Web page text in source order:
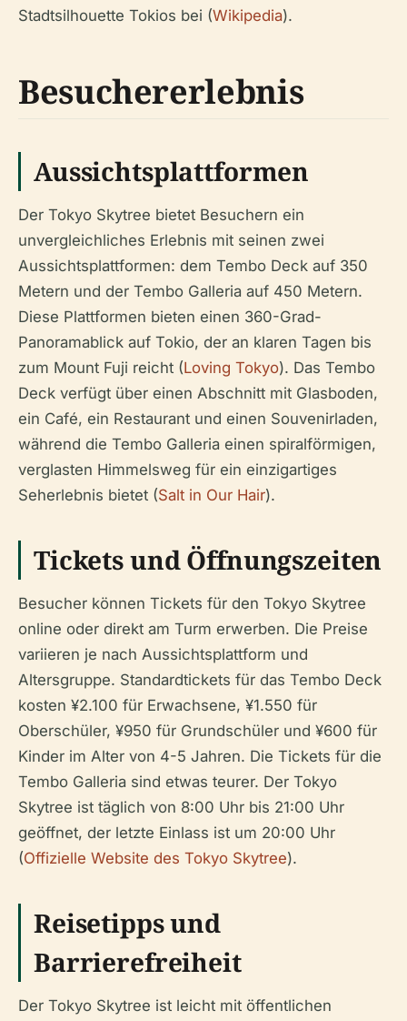
Stadtsilhouette Tokios bei (Wikipedia).
Besuchererlebnis
Aussichtsplattformen
Der Tokyo Skytree bietet Besuchern ein
unvergleichliches Erlebnis mit seinen zwei
Aussichtsplattformen: dem Tembo Deck auf 350
Metern und der Tembo Galleria auf 450 Metern.
Diese Plattformen bieten einen 360-Grad-
Panoramablick auf Tokio, der an klaren Tagen bis
zum Mount Fuji reicht (Loving Tokyo). Das Tembo
Deck verfügt über einen Abschnitt mit Glasboden,
ein Café, ein Restaurant und einen Souvenirladen,
während die Tembo Galleria einen spiralförmigen,
verglasten Himmelsweg für ein einzigartiges
Seherlebnis bietet (Salt in Our Hair).
Tickets und Öffnungszeiten
Besucher können Tickets für den Tokyo Skytree
online oder direkt am Turm erwerben. Die Preise
variieren je nach Aussichtsplattform und
Altersgruppe. Standardtickets für das Tembo Deck
kosten ¥2.100 für Erwachsene, ¥1.550 für
Oberschüler, ¥950 für Grundschüler und ¥600 für
Kinder im Alter von 4-5 Jahren. Die Tickets für die
Tembo Galleria sind etwas teurer. Der Tokyo
Skytree ist täglich von 8:00 Uhr bis 21:00 Uhr
geöffnet, der letzte Einlass ist um 20:00 Uhr
(Offizielle Website des Tokyo Skytree).
Reisetipps und
Barrierefreiheit
Der Tokyo Skytree ist leicht mit öffentlichen